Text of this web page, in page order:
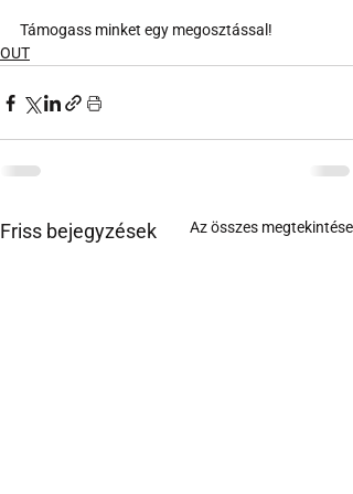
Támogass minket egy megosztással!
OUT
Friss bejegyzések Az összes megtekintése